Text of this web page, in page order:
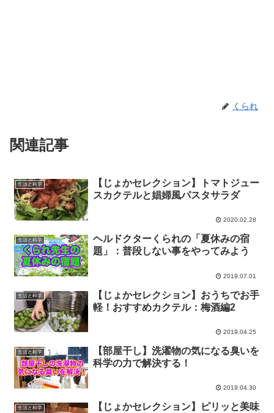
くられ
関連記事
生活と科学
【じょかセレクション】トマトジュー
スカクテルと娼婦風パスタサラダ
2020.02.28
生活と科学
ヘルドクターくられの「夏休みの宿
題」：普段しない事をやってみよう
2019.07.01
生活と科学
【じょかセレクション】おうちでお手
軽！おすすめカクテル：梅酒編2
2019.04.25
生活と科学
【部屋干し】洗濯物の気になる臭いを
科学の力で解決する！
2019.04.30
生活と科学
【じょかセレクション】ピリッと美味